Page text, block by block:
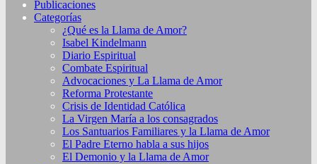
Publicaciones
Categorías
¿Qué es la Llama de Amor?
Isabel Kindelmann
Diario Espiritual
Combate Espiritual
Advocaciones y La Llama de Amor
Reforma Protestante
Crisis de Identidad Católica
La Virgen María a los consagrados
Los Santuarios Familiares y la Llama de Amor
El Padre Eterno habla a sus hijos
El Demonio y la Llama de Amor